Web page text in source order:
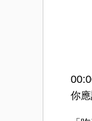
你